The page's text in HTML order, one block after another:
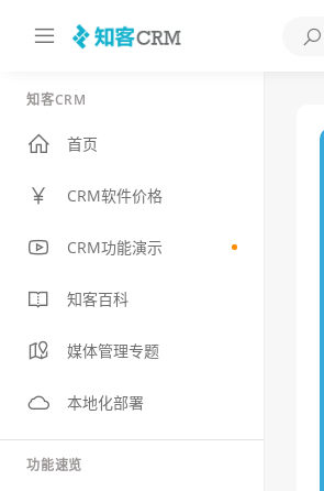
知客CRM
首页
CRM软件价格
CRM功能演示
知客百科
媒体管理专题
本地化部署
功能速览